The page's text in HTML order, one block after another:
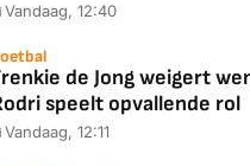
Vandaag, 12:40
de Jong weigert
speelt opvallende rol
Vandaag, 12:11